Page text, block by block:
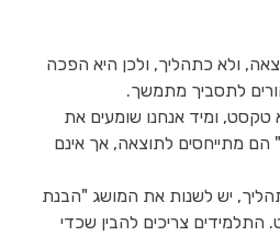
ולא כתהליך, ולכן היא הפכה
לתסביך מתמשך.
טקסט, ומיד אנחנו שומעים את
מתייחסים לתוצאה, אך אינם
יש לשנות את המושג "הבנת
צריכים להבין שכדי